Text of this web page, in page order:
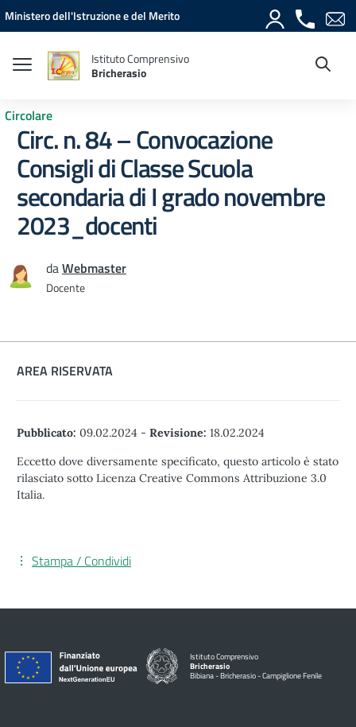
Vai ai contenuti
Vai al menu di navigazione
Vai al footer
Ministero dell'Istruzione e del Merito
Istituto Comprensivo
Bricherasio
Circolare
Circ. n. 84 – Convocazione
Consigli di Classe Scuola
secondaria di I grado novembre
2023_docenti
daWebmaster
Docente
AREA RISERVATA
Pubblicato: 09.02.2024 - Revisione: 18.02.2024
Eccetto dove diversamente specificato, questo articolo è stato
rilasciato sotto Licenza Creative Commons Attribuzione 3.0
Italia.
Stampa / Condividi
Istituto Comprensivo
Bricherasio
Bibiana - Bricherasio - Campiglione Fenile